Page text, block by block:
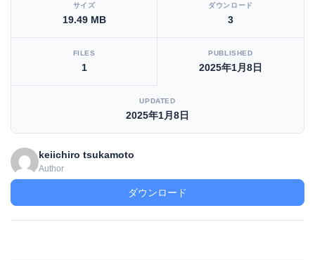
サイズ
19.49 MB
ダウンロード
3
FILES
1
PUBLISHED
2025年1月8日
UPDATED
2025年1月8日
keiichiro tsukamoto
Author
ダウンロード